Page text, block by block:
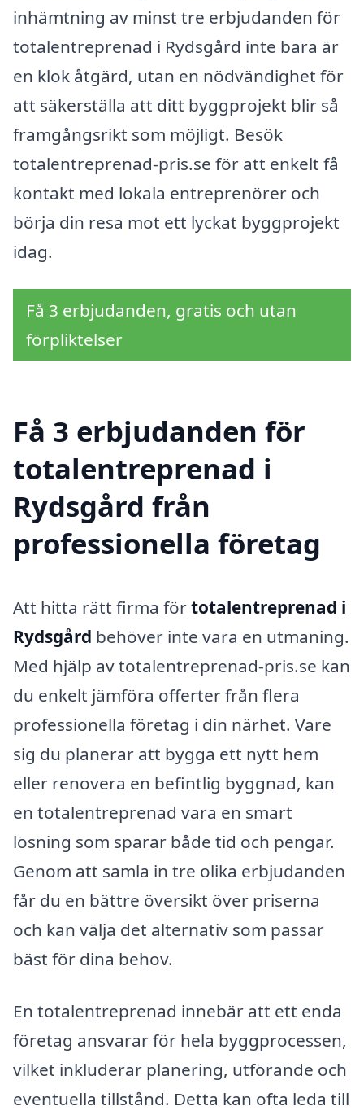
inhämtning av minst tre erbjudanden för
totalentreprenad i Rydsgård inte bara är
en klok åtgärd, utan en nödvändighet för
att säkerställa att ditt byggprojekt blir så
framgångsrikt som möjligt. Besök
totalentreprenad-pris.se för att enkelt få
kontakt med lokala entreprenörer och
börja din resa mot ett lyckat byggprojekt
idag.
Få 3 erbjudanden, gratis och utan
förpliktelser
Få 3 erbjudanden för
totalentreprenad i
Rydsgård från
professionella företag
Att hitta rätt firma förtotalentreprenad i
Rydsgård behöver inte vara en utmaning.
Med hjälp av totalentreprenad-pris.se kan
du enkelt jämföra offerter från flera
professionella företag i din närhet. Vare
sig du planerar att bygga ett nytt hem
eller renovera en befintlig byggnad, kan
en totalentreprenad vara en smart
lösning som sparar både tid och pengar.
Genom att samla in tre olika erbjudanden
får du en bättre översikt över priserna
och kan välja det alternativ som passar
bäst för dina behov.
En totalentreprenad innebär att ett enda
företag ansvarar för hela byggprocessen,
vilket inkluderar planering, utförande och
eventuella tillstånd. Detta kan ofta leda till